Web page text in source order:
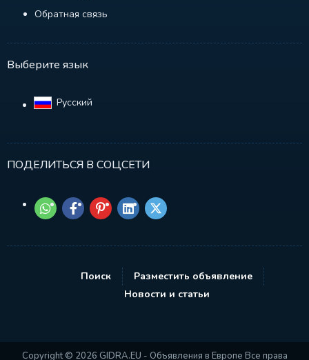
Обратная связь
Выберите язык
Русский‎
ПОДЕЛИТЬСЯ В СОЦСЕТИ
Поиск
Разместить объявление
Новости и статьи
Copyright © 2026 GIDRA.EU - Объявления в Европе Все права